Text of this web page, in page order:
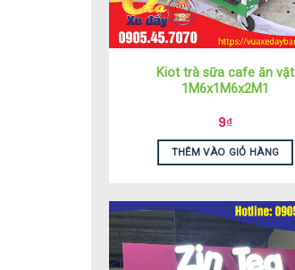
Kiot trà sữa cafe ăn vặt
1M6x1M6x2M1
9₫
THÊM VÀO GIỎ HÀNG